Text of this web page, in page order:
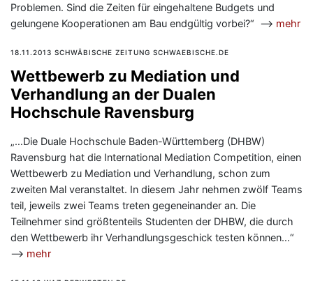
Problemen. Sind die Zeiten für eingehaltene Budgets und
gelungene Kooperationen am Bau endgültig vorbei?“ —> mehr
18.11.2013 SCHWÄBISCHE ZEITUNG SCHWAEBISCHE.DE
Wettbewerb zu Mediation und
Verhandlung an der Dualen
Hochschule Ravensburg
„…Die Duale Hochschule Baden-Württemberg (DHBW)
Ravensburg hat die International Mediation Competition, einen
Wettbewerb zu Mediation und Verhandlung, schon zum
zweiten Mal veranstaltet. In diesem Jahr nehmen zwölf Teams
teil, jeweils zwei Teams treten gegeneinander an. Die
Teilnehmer sind größtenteils Studenten der DHBW, die durch
den Wettbewerb ihr Verhandlungsgeschick testen können…“
—> mehr